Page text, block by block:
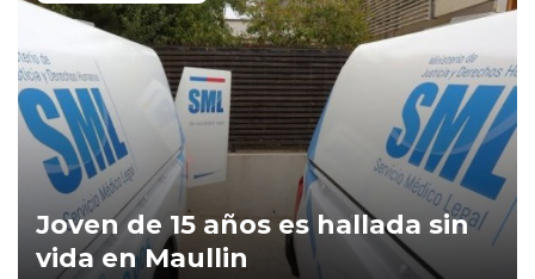
Joven de 15 años es hallada sin
vida en Maullin